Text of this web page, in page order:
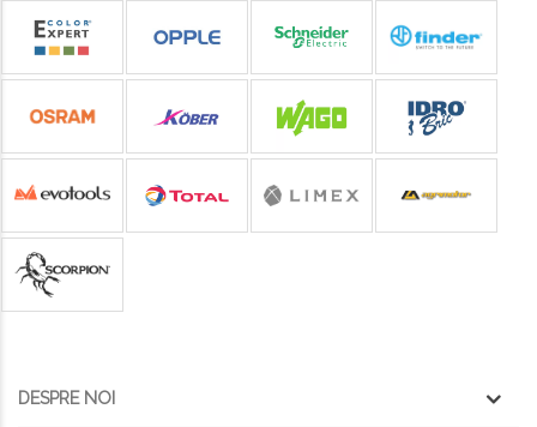
DESPRE NOI